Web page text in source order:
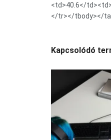
<td>40.6</
</tr></tbody></
Kapcsolódó